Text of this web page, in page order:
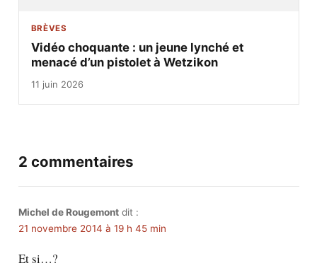
BRÈVES
Vidéo choquante : un jeune lynché et
menacé d’un pistolet à Wetzikon
11 juin 2026
2 commentaires
Michel de Rougemont dit :
21 novembre 2014 à 19 h 45 min
Et si…?